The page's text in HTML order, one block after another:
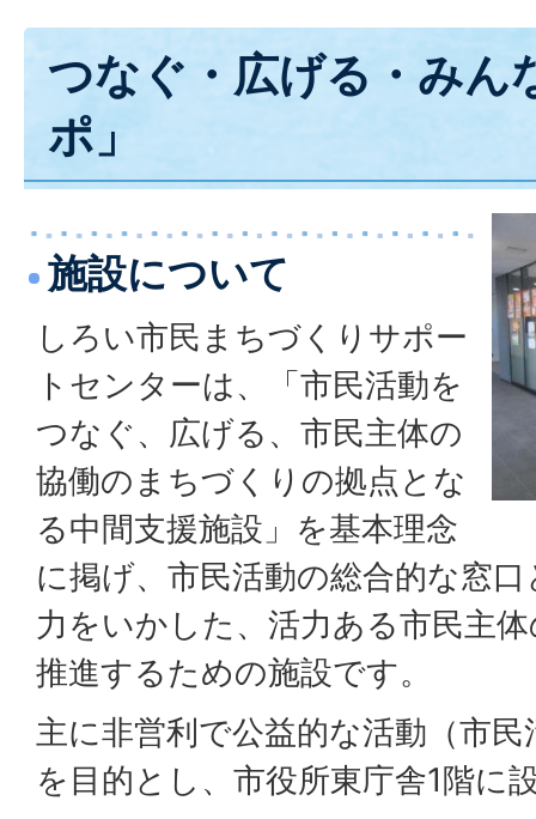
つなぐ・広げる・みん
ポ」
施設について
しろい市民まちづくりサポー
トセンターは、「市民活動を
つなぐ、広げる、市民主体の
協働のまちづくりの拠点とな
る中間支援施設」を基本理念
に掲げ、市民活動の総合的な窓
力をいかした、活力ある市民主
推進するための施設です。
主に非営利で公益的な活動（市
を目的とし、市役所東庁舎1階に